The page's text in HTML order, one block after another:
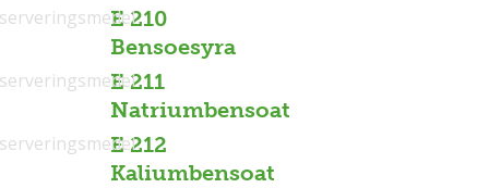
E 210
Bensoesyra
E 211
Natriumbensoat
E 212
Kaliumbensoat